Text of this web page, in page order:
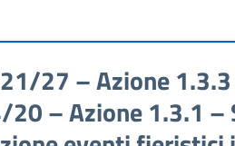
27 – Azione
20 – Azione 1.3.1